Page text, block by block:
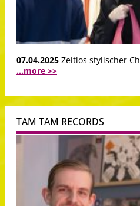
07.04.2025 Zeitlos stylischer
...more >>
TAM TAM RECORDS